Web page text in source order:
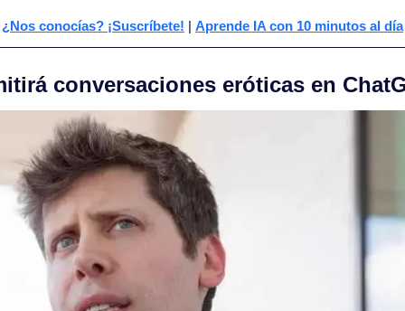
¿Nos conocías? ¡Suscríbete! | Aprende IA con 10 minutos al día
conversaciones eróticas en